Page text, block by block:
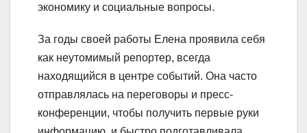
экономику и социальные вопросы.
За годы своей работы Елена проявила себя
как неутомимый репортер, всегда
находящийся в центре событий. Она часто
отправлялась на переговоры и пресс-
конференции, чтобы получить первые руки